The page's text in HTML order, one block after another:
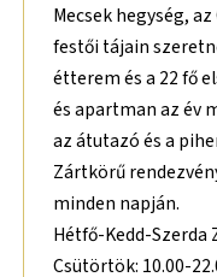
Mecsek hegység,
festői tájain
étterem és a 22 fő
és apartman az év
az átutazó és a
Zártkörű
minden napján.
Hétfő-Kedd-Szerda
Csütörtök: 10.00-